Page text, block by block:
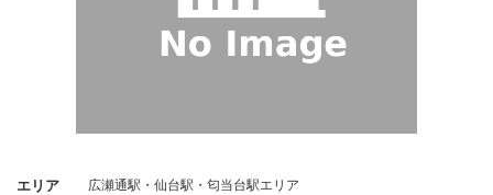
エリア 広瀬通駅・仙台駅・匂当台駅エリア